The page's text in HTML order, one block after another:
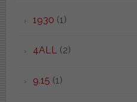
1930 (1)
4ALL(2)
9.15 (1)